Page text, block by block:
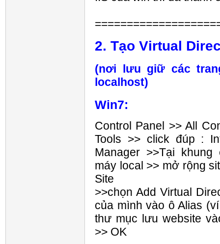
2. Tạo Virtual
(nơi lưu giữ các
localhost)
Win7:
Control Panel >> All
Tools >> click đúp :
Manager >>Tại
máy local >> mở rộng
Site
>>chọn Add Virtual
của mình vào ô Alias
thư mục lưu website
>> OK